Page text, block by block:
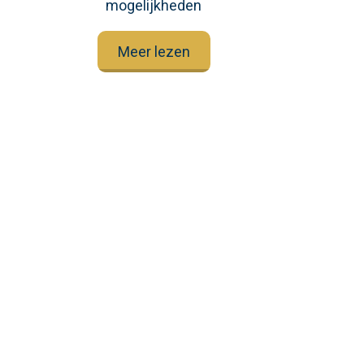
mogelijkheden
Meer lezen